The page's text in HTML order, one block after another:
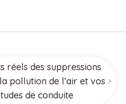
réels des suppressions
pollution de l’air et vos
de conduite